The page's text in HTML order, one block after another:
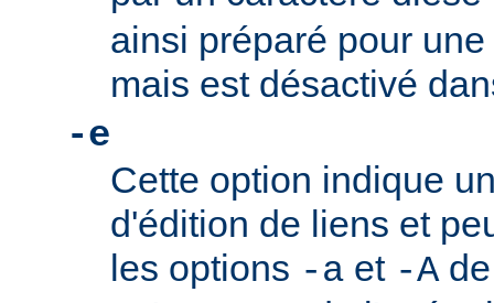
ainsi préparé pour
mais est désactivé
-e
Cette option indique
d'édition de liens et
les options -a et -A